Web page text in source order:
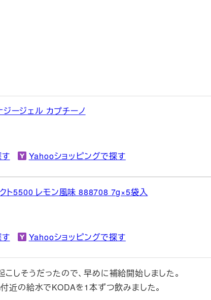
ージェル カプチーノ
Yahooショッピングで探す
クト5500 レモン風味 888708 7g×5袋入
Yahooショッピングで探す
しそうだったので、早めに補給開始しました。
付近の給水でKODAを1本ずつ飲みました。